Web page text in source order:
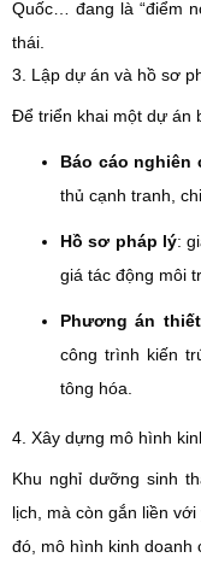
Quốc… đang là “điểm
thái.
3. Lập dự án và hồ sơ
Để triển khai một dự án
Báo cáo nghiên
thủ cạnh tranh,
Hồ sơ pháp lý:
giá tác động môi
Phương án
công trình kiến
tông hóa.
4. Xây dựng mô hình
Khu nghỉ dưỡng sinh
lịch, mà còn gắn liền
đó, mô hình kinh doanh